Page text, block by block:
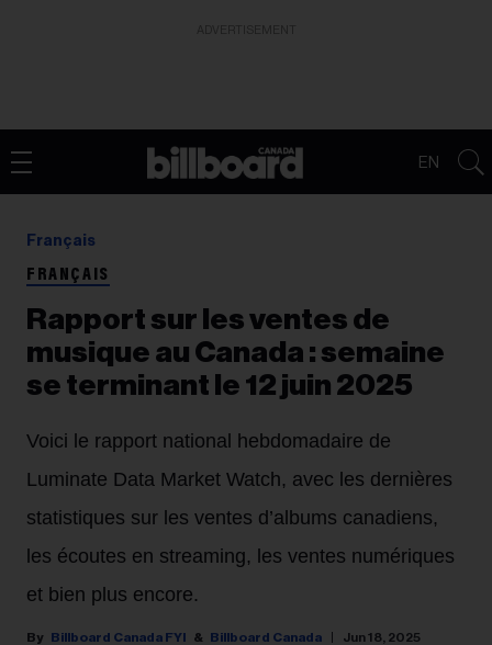
EN
Français
FRANÇAIS
Rapport sur les ventes de
musique au Canada : semaine
se terminant le 12 juin 2025
Voici le rapport national hebdomadaire de
Luminate Data Market Watch, avec les dernières
statistiques sur les ventes d’albums canadiens,
les écoutes en streaming, les ventes numériques
et bien plus encore.
Billboard Canada FYI Billboard Canada Jun 18, 2025